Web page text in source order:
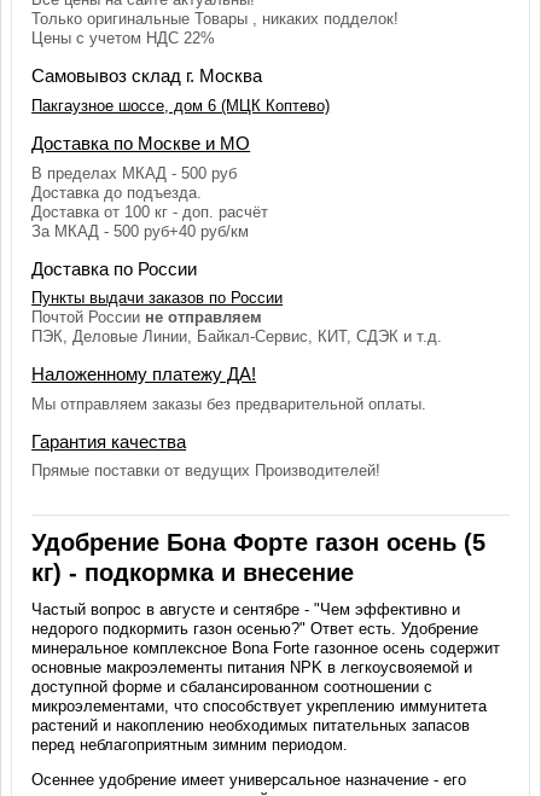
Только оригинальные Товары , никаких подделок!
Цены с учетом НДС 22%
Самовывоз склад г. Москва
Пакгаузное шоссе, дом 6 (МЦК Коптево)
Доставка по Москве и МО
В пределах МКАД - 500 руб
Доставка до подъезда.
Доставка от 100 кг - доп. расчёт
За МКАД - 500 руб+40 руб/км
Доставка по России
Пункты выдачи заказов по России
Почтой России не отправляем
ПЭК, Деловые Линии, Байкал-Сервис, КИТ, СДЭК и т.д.
Наложенному платежу ДА!
Мы отправляем заказы без предварительной оплаты.
Гарантия качества
Прямые поставки от ведущих Производителей!
Удобрение Бона Форте газон осень (5
кг) - подкормка и внесение
Частый вопрос в августе и сентябре - "Чем эффективно и
недорого подкормить газон осенью?" Ответ есть. Удобрение
минеральное комплексное Bona Forte газонное осень содержит
основные макроэлементы питания NPK в легкоусвояемой и
доступной форме и сбалансированном соотношении с
микроэлементами, что способствует укреплению иммунитета
растений и накоплению необходимых питательных запасов
перед неблагоприятным зимним периодом.
Осеннее удобрение имеет универсальное назначение - его